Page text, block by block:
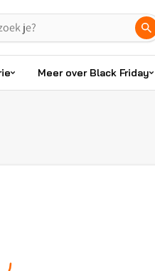
Meer over Black Friday